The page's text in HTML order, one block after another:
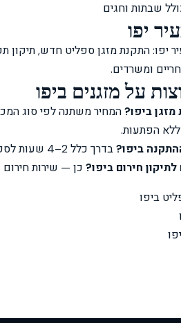
שבתות וחגים
יפו
ומשרדים.
על מזגנים ביפו
ביפו?המחיר משתנה לפי סוג
הפתעות.
ביפו?בדרך כלל 2–4 שעות לספליט יחיד, כולל חיבור חשמל ופריקת פסולת.
חירום ביפו? כן — שירות חירום 24/7, כולל סופי שבוע.
ביפו